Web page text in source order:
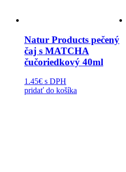
Natur Products pečený
čaj s MATCHA
čučoriedkový 40ml
1.45€ s DPH
pridať do košíka